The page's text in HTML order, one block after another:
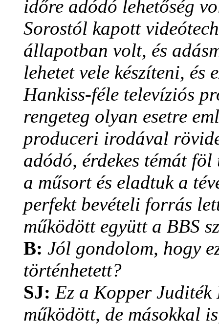
időre adódó lehetőség
Sorostól kapott
állapotban volt, és
lehetet vele készíteni, és
Hankiss-féle televíziós
rengeteg olyan esetre
produceri irodával
adódó, érdekes témát
a műsort és eladtuk a
perfekt bevételi forrás
működött együtt a BBS
B: Jól gondolom, hogy
történhetett?
SJ: Ez a Kopper
működött, de másokkal